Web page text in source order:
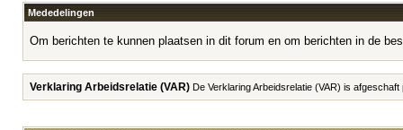
Mededelingen
Om berichten te kunnen plaatsen in dit forum en om berichten in de
Verklaring Arbeidsrelatie (VAR) De Verklaring Arbeidsrelatie (VAR) is